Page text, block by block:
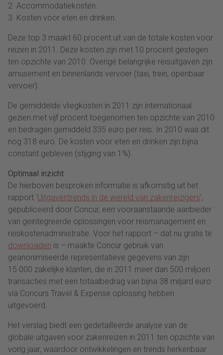
2. Accommodatiekosten.
3. Kosten voor eten en drinken.
Deze top 3 maakt 60 procent uit van de totale kosten voor
reizen in 2011. Deze kosten zijn met 10 procent gestegen
ten opzichte van 2010. Overige belangrijke reisuitgaven zijn
amusement en binnenlands vervoer (taxi, trein, openbaar
vervoer).
De gemiddelde vliegkosten in 2011 zijn internationaal
gezien met vijf procent toegenomen ten opzichte van 2010
en bedragen gemiddeld 335 euro per reis. In 2010 was dit
nog 318 euro. De kosten voor eten en drinken zijn bijna
constant gebleven (stijging van 1%).
Optimaal inzicht
De hierboven besproken informatie is afkomstig uit het
rapport ‘Uitgaventrends in de wereld van zakenreizigers’,
gepubliceerd door Concur, een vooraanstaande aanbieder
van geïntegreerde oplossingen voor reismanagement en
reiskostenadministratie. Voor het rapport – dat nu gratis te
downloaden is – maakte Concur gebruik van
geanonimiseerde representatieve gegevens van zijn
15.000 zakelijke klanten, die in 2011 meer dan 500 miljoen
transacties met een totaalbedrag van bijna 38 miljard euro
via Concurs Travel & Expense oplossing hebben
uitgevoerd.
Het verslag biedt een gedetailleerde analyse van de
globale uitgaven voor zakenreizen in 2011 ten opzichte van
vorig jaar, waardoor ontwikkelingen en trends herkenbaar